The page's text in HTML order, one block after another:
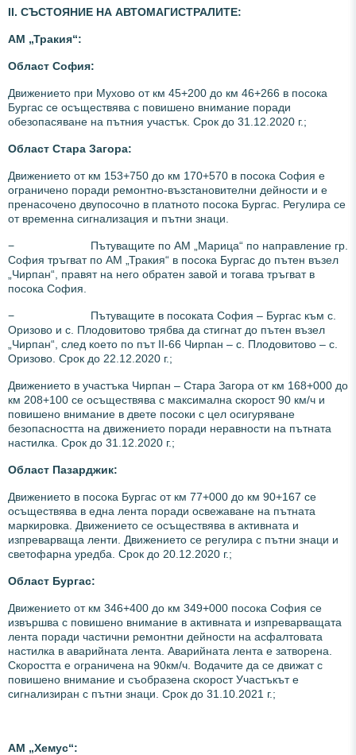
ІІ. СЪСТОЯНИЕ НА АВТОМАГИСТРАЛИТЕ:
АМ „Тракия“:
Област София:
Движението при Мухово от км 45+200 до км 46+266 в посока
Бургас се осъществява с повишено внимание поради
обезопасяване на пътния участък. Срок до 31.12.2020 г.;
Област Стара Загора:
Движението от км 153+750 до км 170+570 в посока София е
ограничено поради ремонтно-възстановителни дейности и е
пренасочено двупосочно в платното посока Бургас. Регулира се
от временна сигнализация и пътни знаци.
− Пътуващите по АМ „Марица“ по направление гр.
София тръгват по АМ „Тракия“ в посока Бургас до пътен възел
„Чирпан“, правят на него обратен завой и тогава тръгват в
посока София.
− Пътуващите в посоката София – Бургас към с.
Оризово и с. Плодовитово трябва да стигнат до пътен възел
„Чирпан“, след което по път II-66 Чирпан – с. Плодовитово – с.
Оризово. Срок до 22.12.2020 г.;
Движението в участъка Чирпан – Стара Загора от км 168+000 до
км 208+100 се осъществява с максимална скорост 90 км/ч и
повишено внимание в двете посоки с цел осигуряване
безопасността на движението поради неравности на пътната
настилка. Срок до 31.12.2020 г.;
Област Пазарджик:
Движението в посока Бургас от км 77+000 до км 90+167 се
осъществява в една лента поради освежаване на пътната
маркировка. Движението се осъществява в активната и
изпреварваща ленти. Движението се регулира с пътни знаци и
светофарна уредба. Срок до 20.12.2020 г.;
Област Бургас:
Движението от км 346+400 до км 349+000 посока София се
извършва с повишено внимание в активната и изпреварващата
лента поради частични ремонтни дейности на асфалтовата
настилка в аварийната лента. Аварийната лента е затворена.
Скоростта е ограничена на 90км/ч. Водачите да се движат с
повишено внимание и съобразена скорост Участъкът е
сигнализиран с пътни знаци. Срок до 31.10.2021 г.;
АМ „Хемус“: